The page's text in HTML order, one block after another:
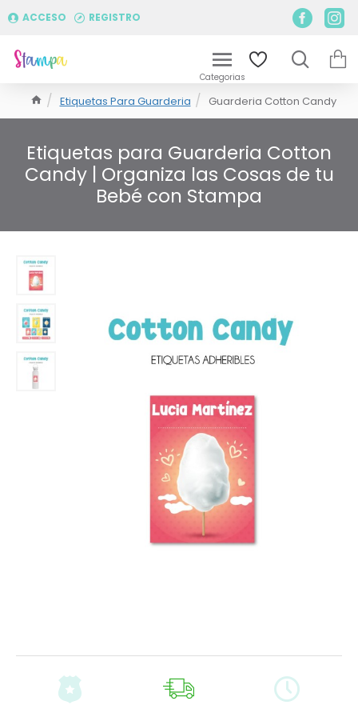
ACCESO REGISTRO
Etiquetas Para Guarderia Guarderia Cotton Candy
Etiquetas para Guarderia Cotton
Candy | Organiza las Cosas de tu
Bebé con Stampa